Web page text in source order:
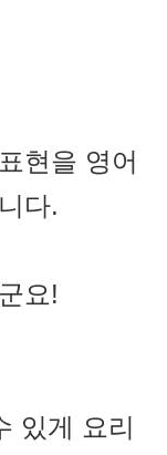
현을 영어
다.
요!
있게 요리